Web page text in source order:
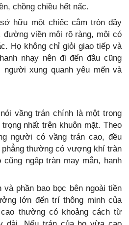
chồng chiều hết nấc.
hữu một chiếc cằm tròn đầy
đường viền môi rõ ràng, môi có
Họ không chỉ giỏi giao tiếp và
nhạy nên đi đến đâu cũng
xung quanh yêu mến và
vầng trán chính là một trong
nhất trên khuôn mặt. Theo
người có vầng trán cao, đều
thường có vượng khí tràn
ngập tràn may mắn, hạnh
và phần bao bọc bên ngoài tiền
lớn đến trí thông minh của
thường có khoảng cách từ